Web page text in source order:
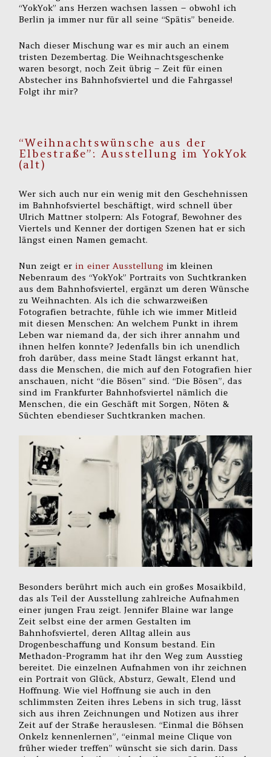
“YokYok” ans Herzen wachsen lassen – obwohl ich
Berlin ja immer nur für all seine “Spätis” beneide.
Nach dieser Mischung war es mir auch an einem
tristen Dezembertag. Die Weihnachtsgeschenke
waren besorgt, noch Zeit übrig – Zeit für einen
Abstecher ins Bahnhofsviertel und die Fahrgasse!
Folgt ihr mir?
“Weihnachtswünsche aus der
Elbestraße”: Ausstellung im YokYok
(alt)
Wer sich auch nur ein wenig mit den Geschehnissen
im Bahnhofsviertel beschäftigt, wird schnell über
Ulrich Mattner stolpern: Als Fotograf, Bewohner des
Viertels und Kenner der dortigen Szenen hat er sich
längst einen Namen gemacht.
Nun zeigt er in einer Ausstellung im kleinen
Nebenraum des “YokYok” Portraits von Suchtkranken
aus dem Bahnhofsviertel, ergänzt um deren Wünsche
zu Weihnachten. Als ich die schwarzweißen
Fotografien betrachte, fühle ich wie immer Mitleid
mit diesen Menschen: An welchem Punkt in ihrem
Leben war niemand da, der sich ihrer annahm und
ihnen helfen konnte? Jedenfalls bin ich unendlich
froh darüber, dass meine Stadt längst erkannt hat,
dass die Menschen, die mich auf den Fotografien hier
anschauen, nicht “die Bösen” sind. “Die Bösen”, das
sind im Frankfurter Bahnhofsviertel nämlich die
Menschen, die ein Geschäft mit Sorgen, Nöten &
Süchten ebendieser Suchtkranken machen.
Besonders berührt mich auch ein großes Mosaikbild,
das als Teil der Ausstellung zahlreiche Aufnahmen
einer jungen Frau zeigt. Jennifer Blaine war lange
Zeit selbst eine der armen Gestalten im
Bahnhofsviertel, deren Alltag allein aus
Drogenbeschaffung und Konsum bestand. Ein
Methadon-Programm hat ihr den Weg zum Ausstieg
bereitet. Die einzelnen Aufnahmen von ihr zeichnen
ein Portrait von Glück, Absturz, Gewalt, Elend und
Hoffnung. Wie viel Hoffnung sie auch in den
schlimmsten Zeiten ihres Lebens in sich trug, lässt
sich aus ihren Zeichnungen und Notizen aus ihrer
Zeit auf der Straße herauslesen. “Einmal die Böhsen
Onkelz kennenlernen”, “einmal meine Clique von
früher wieder treffen” wünscht sie sich darin. Dass